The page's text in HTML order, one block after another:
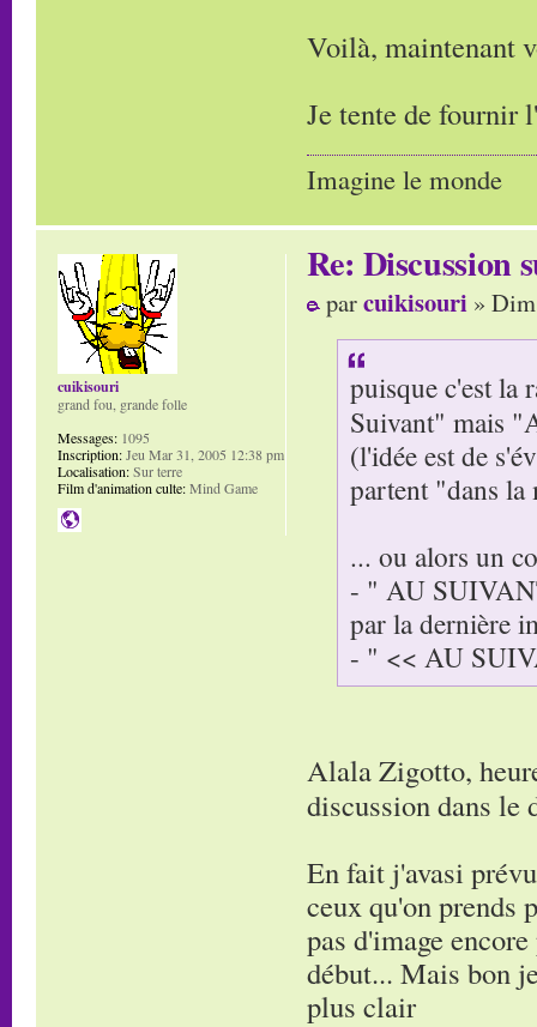
Voilà, maintenant
Je tente de fournir
Imagine le monde
Re: Discussion
parcuikisouri »
puisque c'est la
Suivant" mais
(l'idée est de
partent "dans
... ou alors un
- " AU
par la dernière
- " << AU
Alala Zigotto,
discussion dans le
En fait j'avasi
ceux qu'on prends
pas d'image
début... Mais bon
plus clair
cuikisouri
grand fou, grande folle
Messages: 1095
Inscription:Jeu Mar 31, 2005 12:38 pm
Localisation:Sur terre
Film d'animation culte:Mind Game